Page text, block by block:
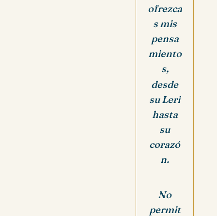
ofrezca
s mis
pensa
miento
s,
desde
su Leri
hasta
su
corazó
n.
No
permit